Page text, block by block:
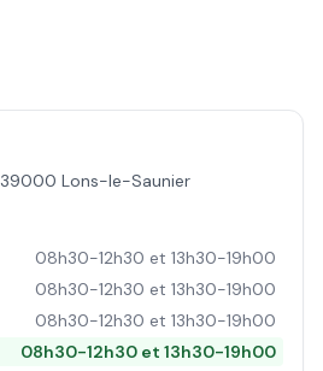
39000 Lons-le-Saunier
08h30-12h30 et 13h30-19h00
08h30-12h30 et 13h30-19h00
08h30-12h30 et 13h30-19h00
08h30-12h30 et 13h30-19h00